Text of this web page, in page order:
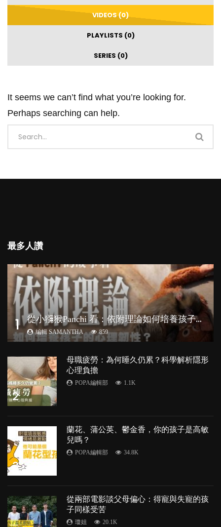
VIDEOS (0)
PLAYLISTS (0)
SERIES (0)
It seems we can’t find what you’re looking for.
Perhaps searching can help.
最多人讚
1 從
小獼猴Panchi 看：依附理論如何培養孩子心理韌性？
編輯 SAMANTHA 859
2
母職疲勞：為何睡久仍累？科學解析隱形
心理負擔
POPA編輯部 1.1K
3
蘭花、蒲公英、鬱金香，你的孩子是高敏
兒嗎？
POPA編輯部 34.8K
從兩部電影談父母偏心：得寵與失寵的孩
子同樣受苦
瓊姐 20.1K